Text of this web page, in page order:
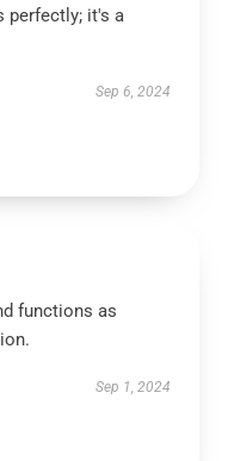
perfectly; it's a
Sep 6, 2024
functions as
Sep 1, 2024